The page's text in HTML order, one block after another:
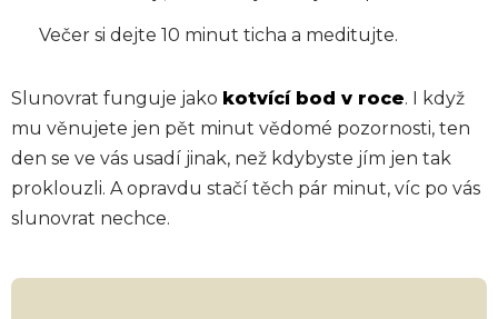
Večer si dejte 10 minut ticha a meditujte.
Slunovrat funguje jako kotvící bod v roce. I když
mu věnujete jen pět minut vědomé pozornosti, ten
den se ve vás usadí jinak, než kdybyste jím jen tak
proklouzli. A opravdu stačí těch pár minut, víc po vás
slunovrat nechce.